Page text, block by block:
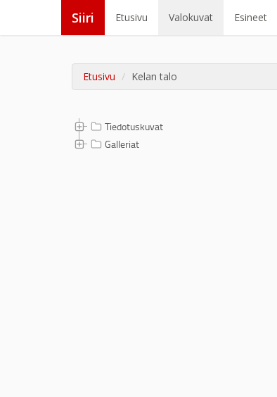
Siiri Etusivu Valokuvat Esineet
Etusivu Kelan talo
Tiedotuskuvat
Galleriat